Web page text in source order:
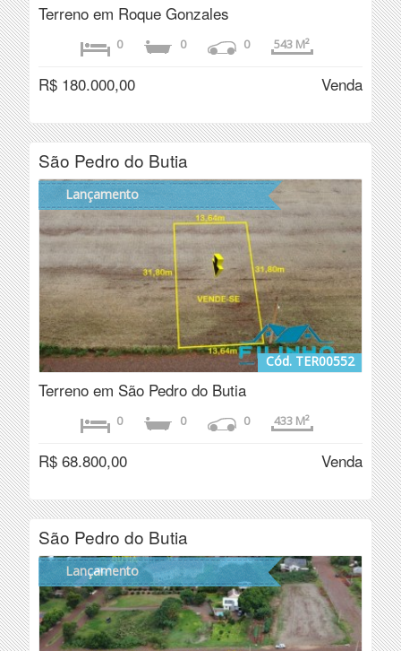
Terreno em Roque Gonzales
0 0 0 543 M²
R$ 180.000,00 Venda
São Pedro do Butia
Lançamento
Cód. TER00552
Terreno em São Pedro do Butia
0 0 0 433 M²
R$ 68.800,00 Venda
São Pedro do Butia
Lançamento